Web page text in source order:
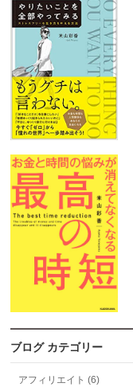
ブログ カテゴリー
アフィリエイト (6)